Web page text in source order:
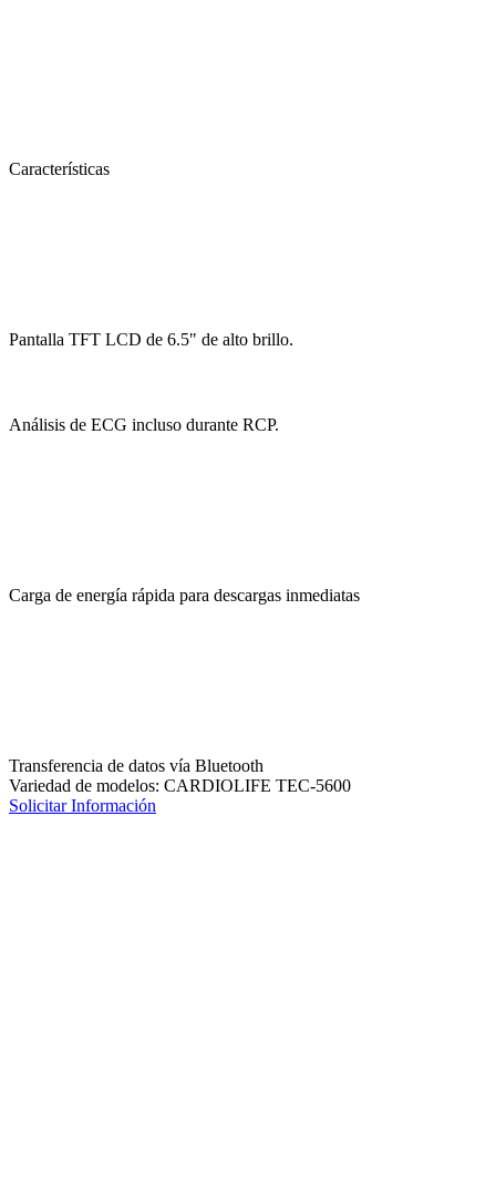
Características
Pantalla TFT LCD de 6.5" de alto brillo.
Análisis de ECG incluso durante RCP.
Carga de energía rápida para descargas inmediatas
Transferencia de datos vía Bluetooth
Variedad de modelos: CARDIOLIFE TEC-5600
Solicitar Información